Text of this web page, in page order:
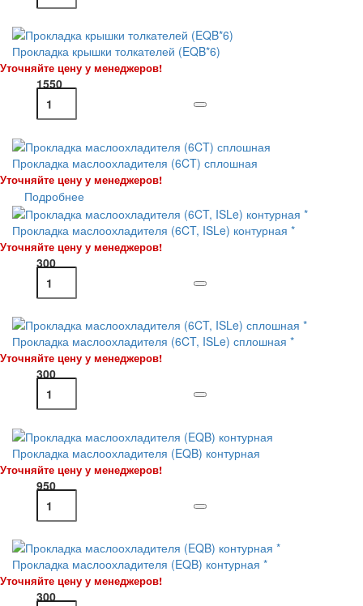
Прокладка крышки толкателей (EQB*6)
Уточняйте цену у менеджеров!
1550
Прокладка маслоохладителя (6CT) сплошная
Уточняйте цену у менеджеров!
Подробнее
Прокладка маслоохладителя (6CT, ISLe) контурная *
Уточняйте цену у менеджеров!
300
Прокладка маслоохладителя (6CT, ISLe) сплошная *
Уточняйте цену у менеджеров!
300
Прокладка маслоохладителя (EQB) контурная
Уточняйте цену у менеджеров!
950
Прокладка маслоохладителя (EQB) контурная *
Уточняйте цену у менеджеров!
300